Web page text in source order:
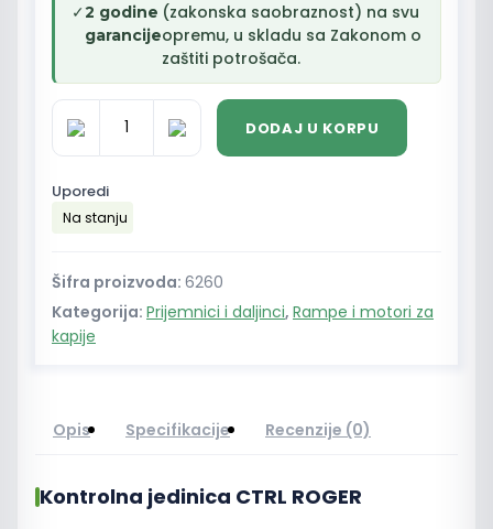
✓2 godine
garancije
(zakonska saobraznost) na svu
opremu, u skladu sa Zakonom o
zaštiti potrošača.
Kontrolna
jedinica
CTRL
količina
DODAJ U KORPU
Uporedi
Na stanju
Šifra proizvoda: 6260
Kategorija: Prijemnici i daljinci, Rampe i motori za
kapije
Opis Specifikacije Recenzije (0)
Kontrolna jedinica CTRL ROGER